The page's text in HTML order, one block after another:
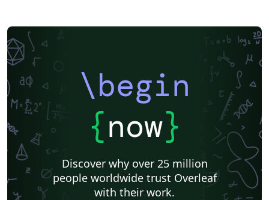
\begin
{now}
Discover why over 25 million
people worldwide trust Overleaf
with their work.